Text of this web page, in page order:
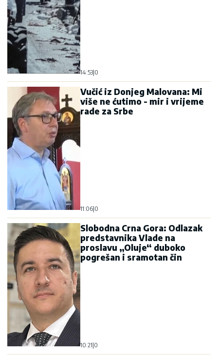
14:53|0
Vučić iz Donjeg Malovana: Mi
više ne ćutimo - mir i vrijeme
rade za Srbe
11:06|0
Slobodna Crna Gora: Odlazak
predstavnika Vlade na
proslavu „Oluje“ duboko
pogrešan i sramotan čin
10:21|0